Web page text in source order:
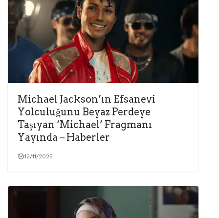
Michael Jackson’ın Efsanevi
Yolculuğunu Beyaz Perdeye
Taşıyan ‘Michael’ Fragmanı
Yayında – Haberler
12/11/2025